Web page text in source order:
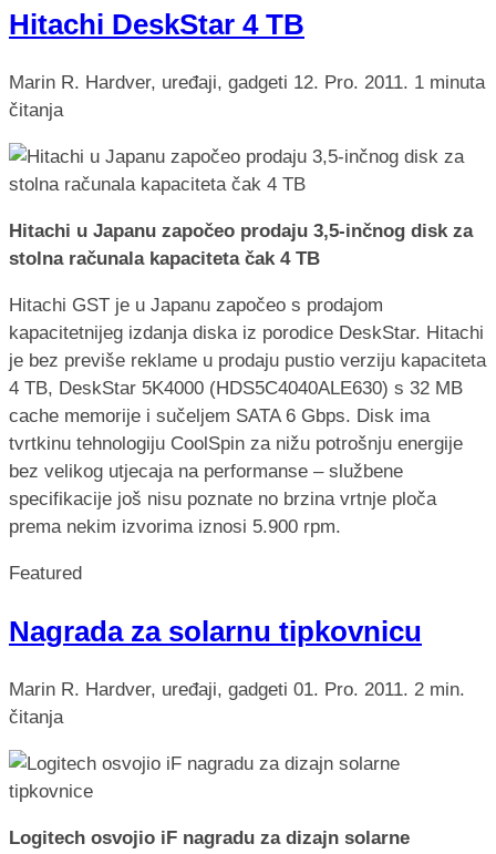
Hitachi DeskStar 4 TB
Marin R. Hardver, uređaji, gadgeti 12. Pro. 2011. 1 minuta
čitanja
Hitachi u Japanu započeo prodaju 3,5-inčnog disk za
stolna računala kapaciteta čak 4 TB
Hitachi GST je u Japanu započeo s prodajom
kapacitetnijeg izdanja diska iz porodice DeskStar. Hitachi
je bez previše reklame u prodaju pustio verziju kapaciteta
4 TB, DeskStar 5K4000 (HDS5C4040ALE630) s 32 MB
cache memorije i sučeljem SATA 6 Gbps. Disk ima
tvrtkinu tehnologiju CoolSpin za nižu potrošnju energije
bez velikog utjecaja na performanse – službene
specifikacije još nisu poznate no brzina vrtnje ploča
prema nekim izvorima iznosi 5.900 rpm.
Featured
Nagrada za solarnu tipkovnicu
Marin R. Hardver, uređaji, gadgeti 01. Pro. 2011. 2 min.
čitanja
Logitech osvojio iF nagradu za dizajn solarne